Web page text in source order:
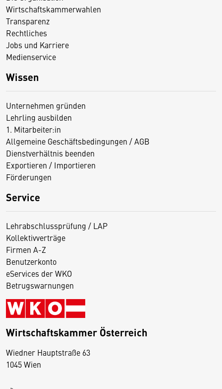
Wirtschaftskammerwahlen
Transparenz
Rechtliches
Jobs und Karriere
Medienservice
Wissen
Unternehmen gründen
Lehrling ausbilden
1. Mitarbeiter:in
Allgemeine Geschäftsbedingungen / AGB
Dienstverhältnis beenden
Exportieren / Importieren
Förderungen
Service
Lehrabschlussprüfung / LAP
Kollektivverträge
Firmen A-Z
Benutzerkonto
eServices der WKO
Betrugswarnungen
Wirtschaftskammer Österreich
Wiedner Hauptstraße 63
1045 Wien
D